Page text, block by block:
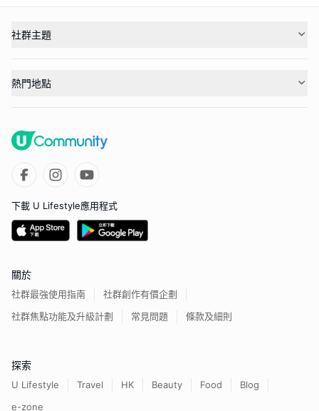
社群主題
熱門地點
下載 U Lifestyle應用程式
關於
社群最強使用指南
社群創作有價企劃
社群焦點功能及升級計劃
常見問題 條款及細則
探索
U Lifestyle Travel HK Beauty Food
Blog
e-zone